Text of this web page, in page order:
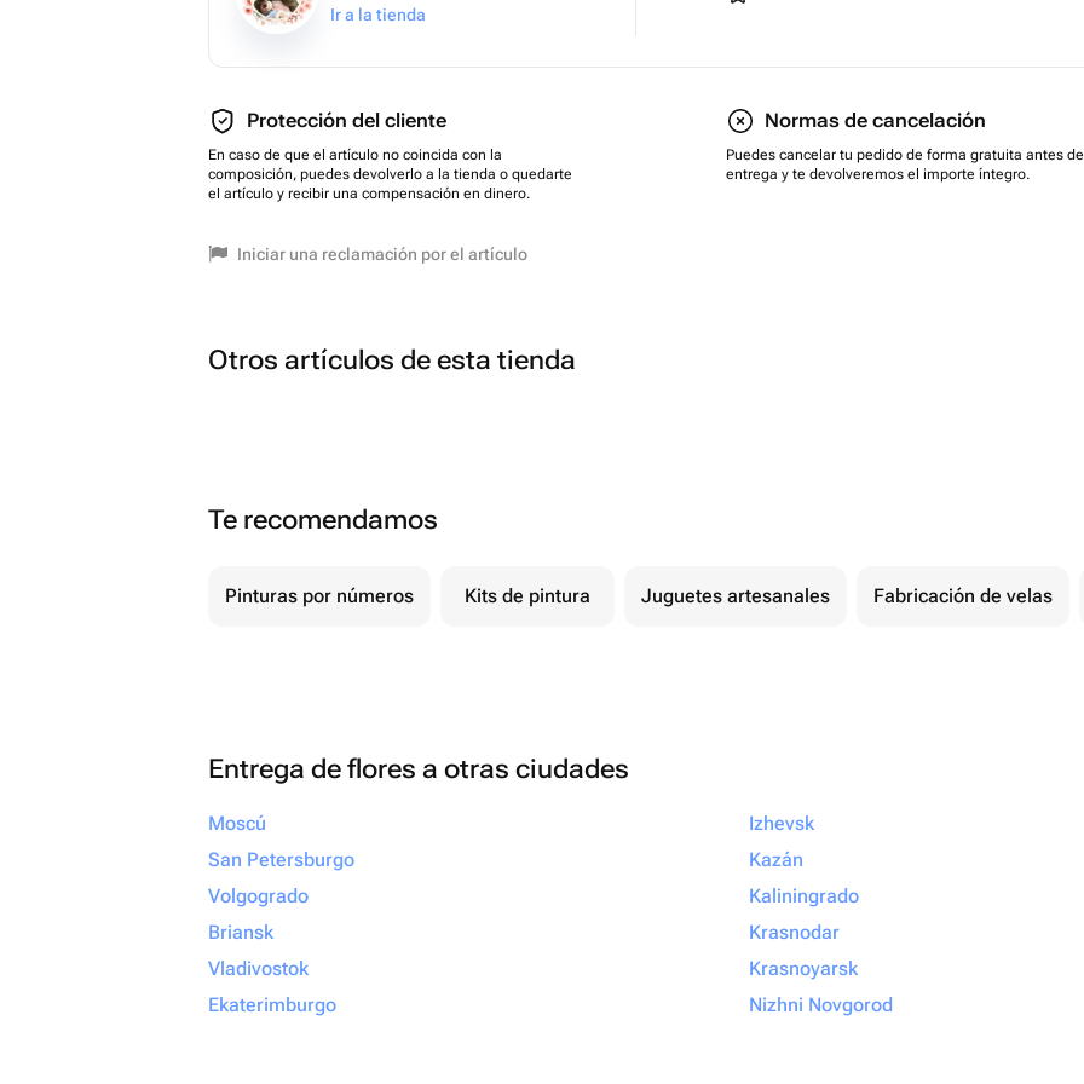
Ir a la tienda
Protección del cliente
En caso de que el artículo no coincida con la
composición, puedes devolverlo a la tienda o quedarte
el artículo y recibir una compensación en dinero.
Normas de cancelación
Puedes cancelar tu pedido de forma gratuita antes
entrega y te devolveremos el importe íntegro.
Iniciar una reclamación por el artículo
Otros artículos de esta tienda
Te recomendamos
Pinturas por números Kits de pintura Juguetes artesanales Fabricación de velas
Entrega de flores a otras ciudades
Moscú
San Petersburgo
Volgogrado
Briansk
Vladivostok
Ekaterimburgo
Izhevsk
Kazán
Kaliningrado
Krasnodar
Krasnoyarsk
Nizhni Novgorod